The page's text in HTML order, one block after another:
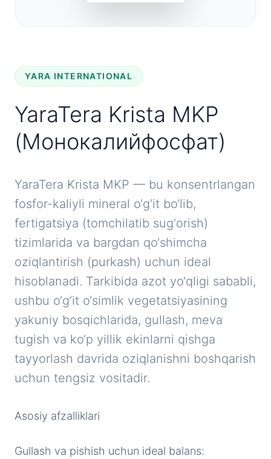
YARA INTERNATIONAL
YaraTera Krista MKP
(Монокалийфосфат)
YaraTera Krista MKP — bu konsentrlangan
fosfor-kaliyli mineral o‘g‘it bo‘lib,
fertigatsiya (tomchilatib sug‘orish)
tizimlarida va bargdan qo‘shimcha
oziqlantirish (purkash) uchun ideal
hisoblanadi. Tarkibida azot yo‘qligi sababli,
ushbu o‘g‘it o‘simlik vegetatsiyasining
yakuniy bosqichlarida, gullash, meva
tugish va ko‘p yillik ekinlarni qishga
tayyorlash davrida oziqlanishni boshqarish
uchun tengsiz vositadir.
Asosiy afzalliklari
Gullash va pishish uchun ideal balans: